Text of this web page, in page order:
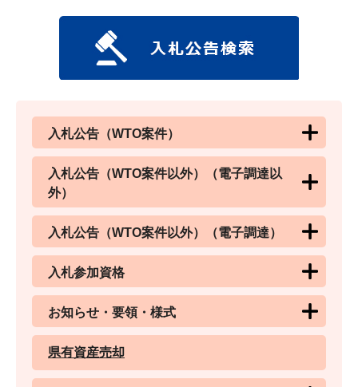
入札公告（WTO案件）
入札公告（WTO案件以外）（電子調達以
外）
入札公告（WTO案件以外）（電子調達）
入札参加資格
お知らせ・要領・様式
県有資産売却